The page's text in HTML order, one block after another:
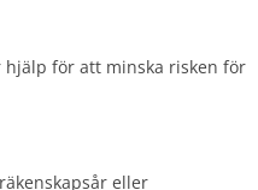
hjälp för att minska risken för
eller